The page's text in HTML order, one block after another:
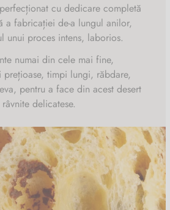
4,30g
cu dedicare completă
a fabricației de-a lungul anilor,
unui proces intens, laborios.
numai din cele mai fine,
timpi lungi, răbdare,
pentru a face din acest desert
delicatese.